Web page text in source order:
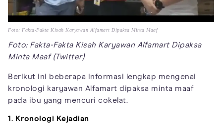
Foto: Fakta-Fakta Kisah Karyawan Alfamart Dipaksa Minta Maaf
Foto: Fakta-Fakta Kisah Karyawan Alfamart Dipaksa
Minta Maaf (Twitter)
Berikut ini beberapa informasi lengkap mengenai
kronologi karyawan Alfamart dipaksa minta maaf
pada ibu yang mencuri cokelat.
1. Kronologi Kejadian